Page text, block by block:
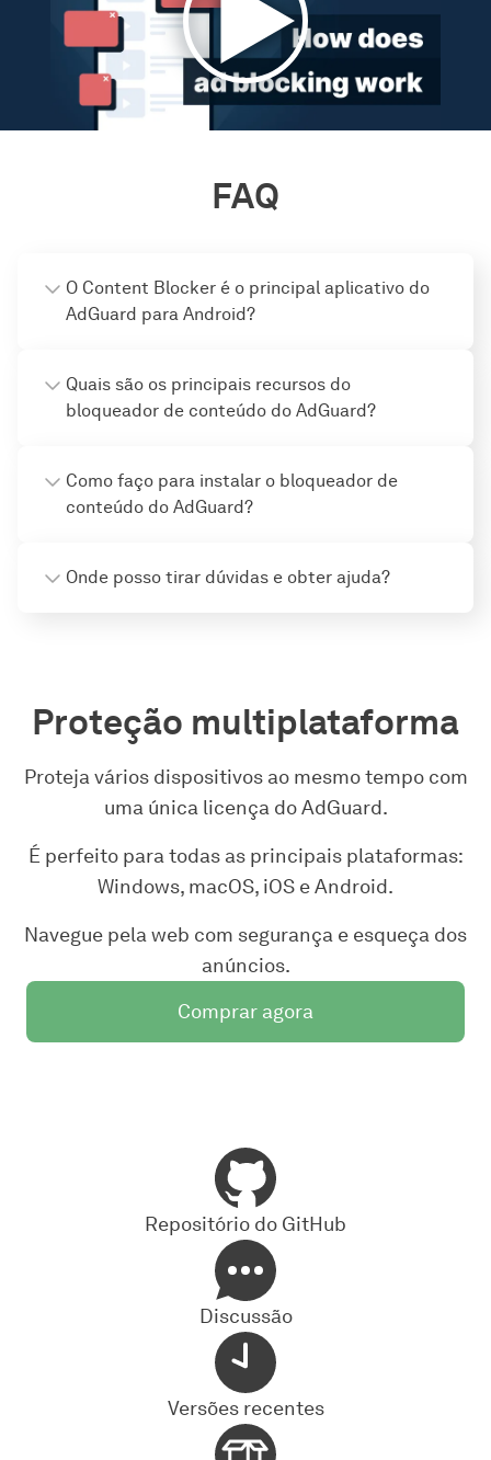
FAQ
O Content Blocker é o principal aplicativo do
AdGuard para Android?
Quais são os principais recursos do
bloqueador de conteúdo do AdGuard?
Como faço para instalar o bloqueador de
conteúdo do AdGuard?
Onde posso tirar dúvidas e obter ajuda?
Proteção multiplataforma
Proteja vários dispositivos ao mesmo tempo com
uma única licença do AdGuard.
É perfeito para todas as principais plataformas:
Windows, macOS, iOS e Android.
Navegue pela web com segurança e esqueça dos
anúncios.
Comprar agora
Repositório do GitHub
Discussão
Versões recentes